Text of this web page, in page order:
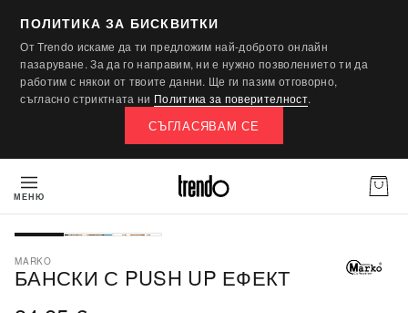
ПОЛИТИКА ЗА БИСКВИТКИ
От Trendo искаме да ти предложим най-доброто онлайн
пазаруване. За да го направим, ни е нужно позволението ти да
работим с някои от твоите данни. Ще ги пазим отговорно,
съгласно стриктната ни Политика за поверителност.
СЪГЛАСЯВАМ СЕ
МЕНЮ
MARKO
БАНСКИ С PUSH UP ЕФЕКТ